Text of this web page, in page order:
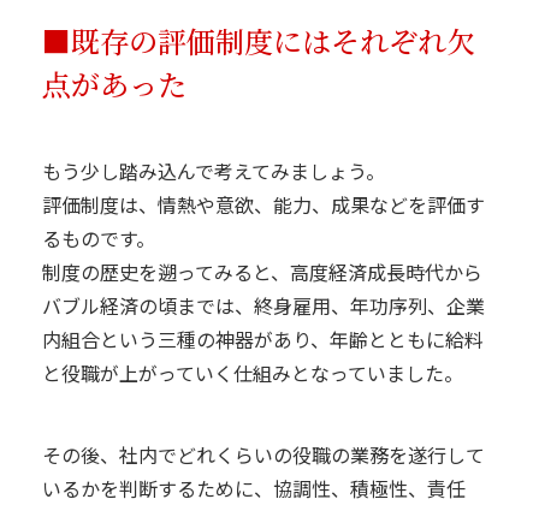
■既存の評価制度にはそれぞれ欠
点があった
もう少し踏み込んで考えてみましょう。
評価制度は、情熱や意欲、能力、成果などを評価す
るものです。
制度の歴史を遡ってみると、高度経済成長時代から
バブル経済の頃までは、終身雇用、年功序列、企業
内組合という三種の神器があり、年齢とともに給料
と役職が上がっていく仕組みとなっていました。
その後、社内でどれくらいの役職の業務を遂行して
いるかを判断するために、協調性、積極性、責任